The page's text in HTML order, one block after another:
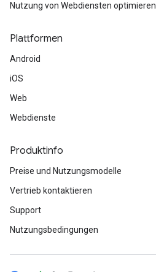
Nutzung von Webdiensten optimieren
Plattformen
Android
iOS
Web
Webdienste
Produktinfo
Preise und Nutzungsmodelle
Vertrieb kontaktieren
Support
Nutzungsbedingungen